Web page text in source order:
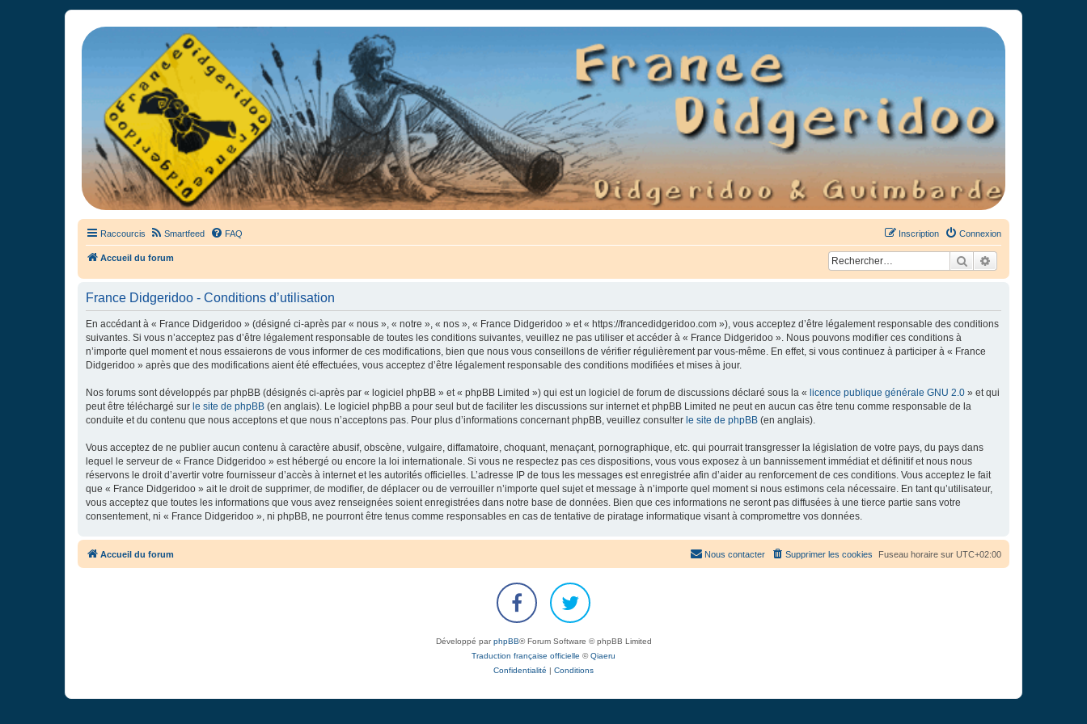
France Didgeridoo
Didgeridoo et Guimbarde sur France Didgeridoo - retrouvez la communauté.
Raccourcis Smartfeed FAQ Connexion
Inscription
Accueil du forum Rechercher
France Didgeridoo - Conditions d’utilisation
En accédant à « France Didgeridoo » (désigné ci-après par « nous », « notre », « nos », « France Didgeridoo » et « https://francedidgeridoo.com »), vous acceptez d’être légalement responsable des conditions
suivantes. Si vous n’acceptez pas d’être légalement responsable de toutes les conditions suivantes, veuillez ne pas utiliser et accéder à « France Didgeridoo ». Nous pouvons modifier ces conditions à
n’importe quel moment et nous essaierons de vous informer de ces modifications, bien que nous vous conseillons de vérifier régulièrement par vous-même. En effet, si vous continuez à participer à « France
Didgeridoo » après que des modifications aient été effectuées, vous acceptez d’être légalement responsable des conditions modifiées et mises à jour.
Nos forums sont développés par phpBB (désignés ci-après par « logiciel phpBB » et « phpBB Limited ») qui est un logiciel de forum de discussions déclaré sous la « licence publique générale GNU 2.0 » et qui
peut être téléchargé sur le site de phpBB (en anglais). Le logiciel phpBB a pour seul but de faciliter les discussions sur internet et phpBB Limited ne peut en aucun cas être tenu comme responsable de la
conduite et du contenu que nous acceptons et que nous n’acceptons pas. Pour plus d’informations concernant phpBB, veuillez consulter le site de phpBB (en anglais).
Vous acceptez de ne publier aucun contenu à caractère abusif, obscène, vulgaire, diffamatoire, choquant, menaçant, pornographique, etc. qui pourrait transgresser la législation de votre pays, du pays dans
lequel le serveur de « France Didgeridoo » est hébergé ou encore la loi internationale. Si vous ne respectez pas ces dispositions, vous vous exposez à un bannissement immédiat et définitif et nous nous
réservons le droit d’avertir votre fournisseur d’accès à internet et les autorités officielles. L’adresse IP de tous les messages est enregistrée afin d’aider au renforcement de ces conditions. Vous acceptez le fait
que « France Didgeridoo » ait le droit de supprimer, de modifier, de déplacer ou de verrouiller n’importe quel sujet et message à n’importe quel moment si nous estimons cela nécessaire. En tant qu’utilisateur,
vous acceptez que toutes les informations que vous avez renseignées soient enregistrées dans notre base de données. Bien que ces informations ne seront pas diffusées à une tierce partie sans votre
consentement, ni « France Didgeridoo », ni phpBB, ne pourront être tenus comme responsables en cas de tentative de piratage informatique visant à compromettre vos données.
Accueil du forum Fuseau horaire sur UTC+02:00
Supprimer les cookies
Nous contacter
Développé parphpBB® Forum Software © phpBB Limited
Traduction française officielle ©Qiaeru
Confidentialité | Conditions